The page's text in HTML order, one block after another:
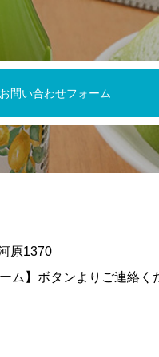
お問い合わせフォーム
原1370
ム】ボタンよりご連絡く